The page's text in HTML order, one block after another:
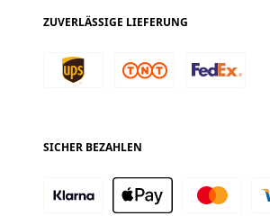
ZUVERLÄSSIGE LIEFERUNG
SICHER BEZAHLEN